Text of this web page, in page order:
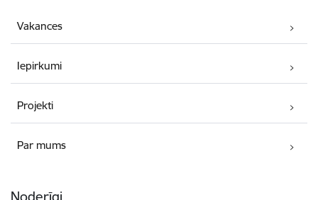
Vakances
Iepirkumi
Projekti
Par mums
Noderīgi